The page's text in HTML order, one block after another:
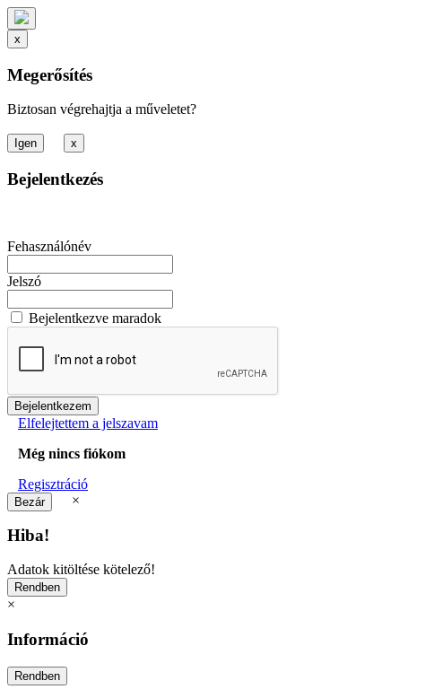
x
Megerősítés
Biztosan végrehajtja a műveletet?
x
Bejelentkezés
Fehasználónév
Jelszó
Bejelentkezve maradok
Elfelejtettem a jelszavam
Még nincs fiókom
Regisztráció
×
Hiba!
Adatok kitöltése kötelező!
×
Információ